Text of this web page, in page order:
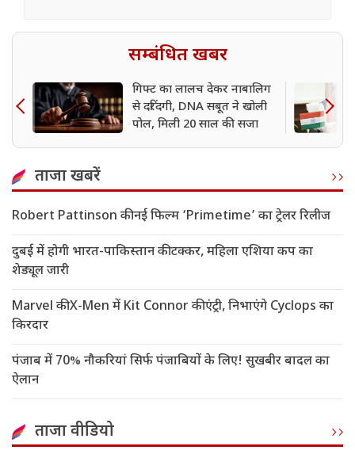
सम्बंधित खबर
गिफ्ट का लालच देकर नाबालिग
से दरिंदगी, DNA सबूत ने खोली
पोल, मिली 20 साल की सजा
ताजा खबरें
Robert Pattinson की नई फिल्म ‘Primetime’ का ट्रेलर रिलीज
दुबई में होगी भारत-पाकिस्तान की टक्कर, महिला एशिया कप का
शेड्यूल जारी
Marvel की X-Men में Kit Connor की एंट्री, निभाएंगे Cyclops का
किरदार
पंजाब में 70% नौकरियां सिर्फ पंजाबियों के लिए! सुखबीर बादल का
ऐलान
ताजा वीडियो